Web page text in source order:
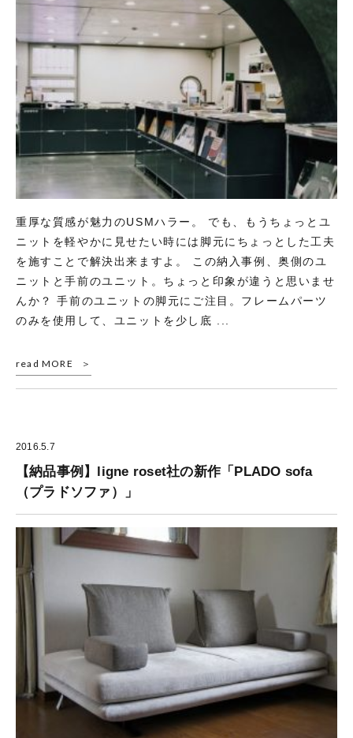
重厚な質感が魅力のUSMハラー。 でも、もうちょっとユ
ニットを軽やかに見せたい時には脚元にちょっとした工夫
を施すことで解決出来ますよ。 この納入事例、奥側のユ
ニットと手前のユニット。ちょっと印象が違うと思いませ
んか？ 手前のユニットの脚元にご注目。フレームパーツ
のみを使用して、ユニットを少し底 ...
read MORE
2016.5.7
【納品事例】ligne roset社の新作「PLADO sofa
（プラドソファ）」